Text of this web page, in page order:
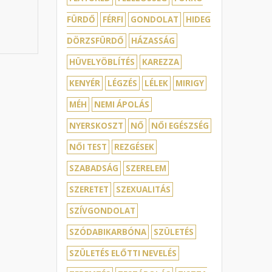
FÜRDŐ
FÉRFI GONDOLAT
HIDEG
DÖRZSFÜRDŐ
HÁZASSÁG
HÜVELYÖBLÍTÉS
KAREZZA
KENYÉR
LÉGZÉS LÉLEK
MIRIGY
MÉH
NEMI ÁPOLÁS
NYERSKOSZT
NŐ
NŐI EGÉSZSÉG
NŐI TEST
REZGÉSEK
SZABADSÁG
SZERELEM
SZERETET
SZEXUALITÁS
SZÍVGONDOLAT
SZÓDABIKARBÓNA
SZÜLETÉS
SZÜLETÉS ELŐTTI NEVELÉS